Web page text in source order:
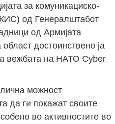
за комуникациско-
од Генералштабот
од Армијата
достоинствено ја
вежбата на НАТО Cyber
можност
да ги покажат своите
во активностите во